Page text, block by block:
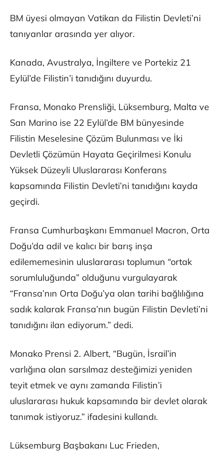
BM üyesi olmayan Vatikan da Filistin Devleti’ni
tanıyanlar arasında yer alıyor.
Kanada, Avustralya, İngiltere ve Portekiz 21
Eylül’de Filistin’i tanıdığını duyurdu.
Fransa, Monako Prensliği, Lüksemburg, Malta ve
San Marino ise 22 Eylül’de BM bünyesinde
Filistin Meselesine Çözüm Bulunması ve İki
Devletli Çözümün Hayata Geçirilmesi Konulu
Yüksek Düzeyli Uluslararası Konferans
kapsamında Filistin Devleti’ni tanıdığını kayda
geçirdi.
Fransa Cumhurbaşkanı Emmanuel Macron, Orta
Doğu’da adil ve kalıcı bir barış inşa
edilememesinin uluslararası toplumun “ortak
sorumluluğunda” olduğunu vurgulayarak
“Fransa’nın Orta Doğu’ya olan tarihi bağlılığına
sadık kalarak Fransa’nın bugün Filistin Devleti’ni
tanıdığını ilan ediyorum.” dedi.
Monako Prensi 2. Albert, “Bugün, İsrail’in
varlığına olan sarsılmaz desteğimizi yeniden
teyit etmek ve aynı zamanda Filistin’i
uluslararası hukuk kapsamında bir devlet olarak
tanımak istiyoruz.” ifadesini kullandı.
Lüksemburg Başbakanı Luc Frieden,